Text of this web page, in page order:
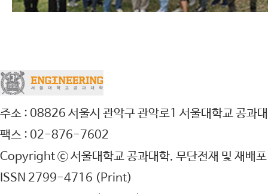
주소 : 08826 서울시 관악구 관악로1 서울대학교 공과
팩스 : 02-876-7602
Copyright ⓒ 서울대학교 공과대학. 무단전재 및 재배
ISSN 2799-4716 (Print)